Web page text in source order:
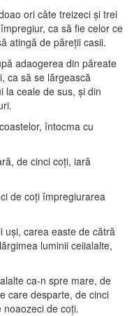
ori câte treizeci şi trei
ca să fie celor ce
atingă de păreţii casii.
adaogerea din păreate
ca să se lărgească
la ceale de sus, şi din
întocma cu
de cinci coţi, iară
de coţi împregiurarea
uşi, carea easte de cătră
luminii ceiialalte,
ca-n spre mare, de
care desparte, de cinci
de coţi.